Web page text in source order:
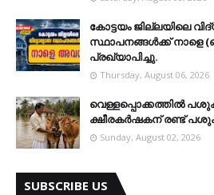
കോട്ടയം ജില്ലയിലെ
സ്ഥാപനങ്ങള്‍ക്ക് നാളെ
പ്രഖ്യാപിച്ചു.
Thursday, August 06, 2026
വെള്ളപ്പൊക്കത്തില്‍
ക്ഷീരകര്‍ഷകന് രണ്ട്
Sunday, August 02, 2026
SUBSCRIBE US